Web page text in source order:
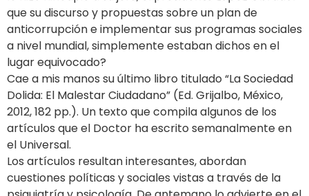
que su discurso y propuestas sobre un plan de
anticorrupción e implementar sus programas sociales
a nivel mundial, simplemente estaban dichos en el
lugar equivocado?
Cae a mis manos su último libro titulado “La Sociedad
Dolida: El Malestar Ciudadano” (Ed. Grijalbo, México,
2012, 182 pp.). Un texto que compila algunos de los
artículos que el Doctor ha escrito semanalmente en
el Universal.
Los artículos resultan interesantes, abordan
cuestiones políticas y sociales vistas a través de la